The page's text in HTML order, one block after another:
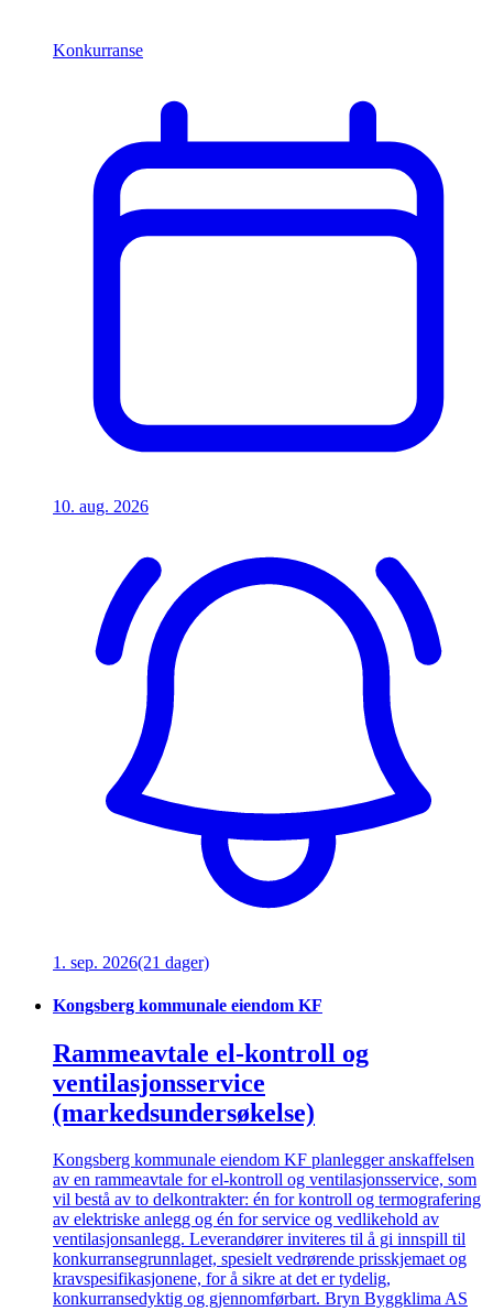
Konkurranse
10. aug. 2026
1. sep. 2026(21 dager)
Kongsberg kommunale eiendom KF
Rammeavtale el-kontroll og
ventilasjonsservice
(markedsundersøkelse)
Kongsberg kommunale eiendom KF planlegger anskaffelsen
av en rammeavtale for el-kontroll og ventilasjonsservice, som
vil bestå av to delkontrakter: én for kontroll og termografering
av elektriske anlegg og én for service og vedlikehold av
ventilasjonsanlegg. Leverandører inviteres til å gi innspill til
konkurransegrunnlaget, spesielt vedrørende prisskjemaet og
kravspesifikasjonene, for å sikre at det er tydelig,
konkurransedyktig og gjennomførbart. Bryn Byggklima AS